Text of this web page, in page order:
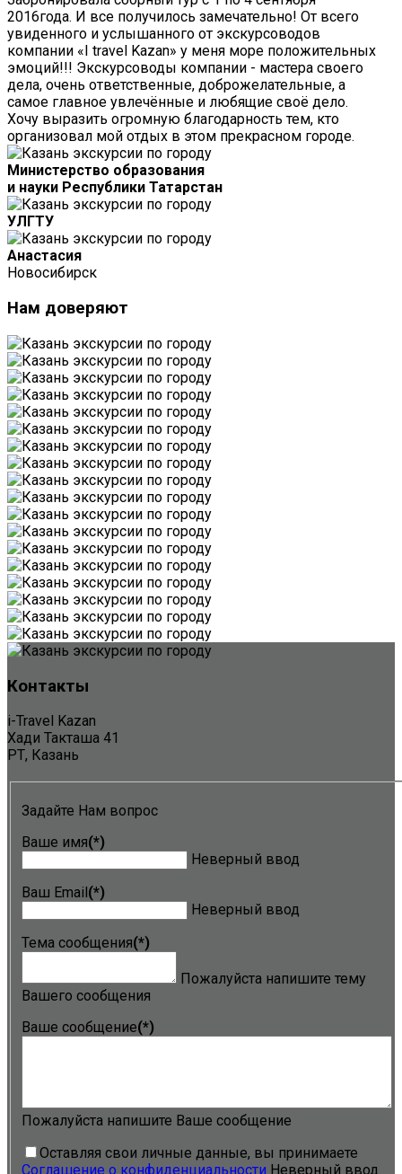
2016года. И все получилось замечательно! От всего
увиденного и услышанного от экскурсоводов
компании «I travel Kazan» у меня море положительных
эмоций!!! Экскурсоводы компании - мастера своего
дела, очень ответственные, доброжелательные, а
самое главное увлечённые и любящие своё дело.
Хочу выразить огромную благодарность тем, кто
организовал мой отдых в этом прекрасном городе.
Министерство образования
и науки Республики Татарстан
УЛГТУ
Анастасия
Новосибирск
Нам доверяют
Контакты
i-Travel Kazan
Хади Такташа 41
РТ, Казань
Задайте Нам вопрос
Ваше имя(*)
Неверный ввод
Ваш Email(*)
Неверный ввод
Тема сообщения(*)
Пожалуйста напишите тему
Вашего сообщения
Ваше сообщение(*)
Пожалуйста напишите Ваше сообщение
Оставляя свои личные данные, вы принимаете
Соглашение о конфиденциальности Неверный ввод